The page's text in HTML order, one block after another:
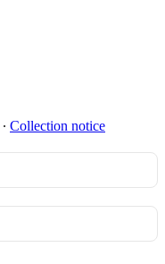
∙ Collection notice